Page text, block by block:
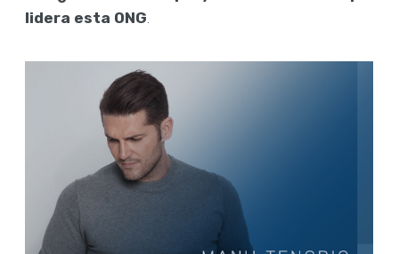
lidera esta ONG